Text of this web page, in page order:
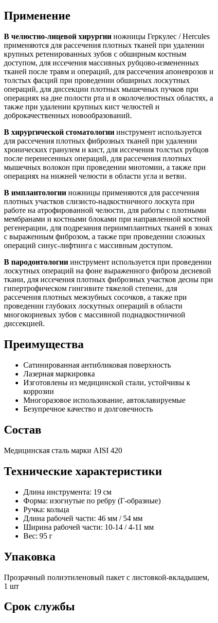
Применение
В челюстно-лицевой хирургии ножницы Геркулес / Hercules
применяются для рассечения плотных тканей при удалении
крупных ретенированных зубов с обширным костным
доступом, для иссечения массивных рубцово-измененных
тканей после травм и операций, для рассечения апоневрозов и
толстых фасций при проведении обширных лоскутных
операций, для диссекции плотных мышечных пучков при
операциях на дне полости рта и в околочелюстных областях, а
также при удалении крупных кист челюстей и
доброкачественных новообразований.
В хирургической стоматологии инструмент используется
для рассечения плотных фиброзных тканей при удалении
хронических гранулем и кист, для иссечения толстых рубцов
после перенесенных операций, для рассечения плотных
мышечных волокон при проведении миотомии, а также при
операциях на нижней челюсти в области угла и ветви.
В имплантологии ножницы применяются для рассечения
плотных участков слизисто-надкостничного лоскута при
работе на атрофированной челюсти, для работы с плотными
мембранами и костными блоками при направленной костной
регенерации, для подрезания периимплантных тканей в зонах
с выраженным фиброзом, а также при проведении сложных
операций синус-лифтинга с массивным доступом.
В пародонтологии инструмент используется при проведении
лоскутных операций на фоне выраженного фиброза десневой
ткани, для иссечения плотных фиброзных участков десны при
гипертрофическом гингивите тяжелой степени, для
рассечения плотных межзубных сосочков, а также при
проведении глубоких лоскутных операций в области
многокорневых зубов с массивной поднадкостничной
диссекцией.
Преимущества
Сатинированная антибликовая поверхность
Лазерная маркировка
Изготовлены из медицинской стали, устойчивы к
коррозии
Многоразовое использование, автоклавируемые
Безупречное качество и долговечность
Состав
Медицинская сталь марки AISI 420
Технические характеристики
Длина инструмента: 19 см
Форма: изогнутые по ребру (Г-образные)
Ручка: кольца
Длина рабочей части: 46 мм / 54 мм
Ширина рабочей части: 10-14 / 4-11 мм
Вес: 95 г
Упаковка
Прозрачный полиэтиленовый пакет с листовкой-вкладышем,
1 шт
Срок службы